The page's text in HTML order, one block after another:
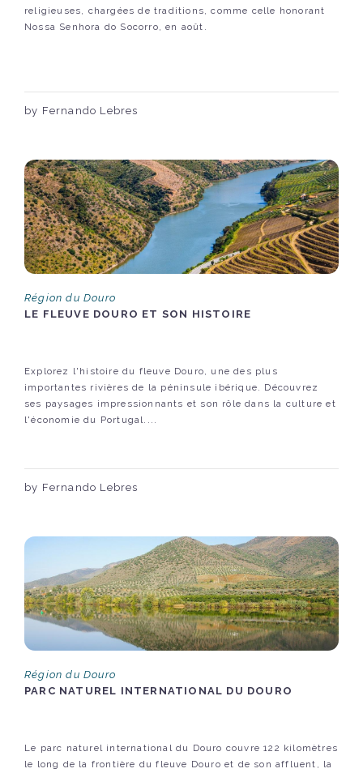
religieuses, chargées de traditions, comme celle honorant
Nossa Senhora do Socorro, en août.
by Fernando Lebres
Région du Douro
LE FLEUVE DOURO ET SON HISTOIRE
Explorez l'histoire du fleuve Douro, une des plus
importantes rivières de la péninsule ibérique. Découvrez
ses paysages impressionnants et son rôle dans la culture et
l'économie du Portugal....
by Fernando Lebres
Région du Douro
PARC NATUREL INTERNATIONAL DU DOURO
Le parc naturel international du Douro couvre 122 kilomètres
le long de la frontière du fleuve Douro et de son affluent, la